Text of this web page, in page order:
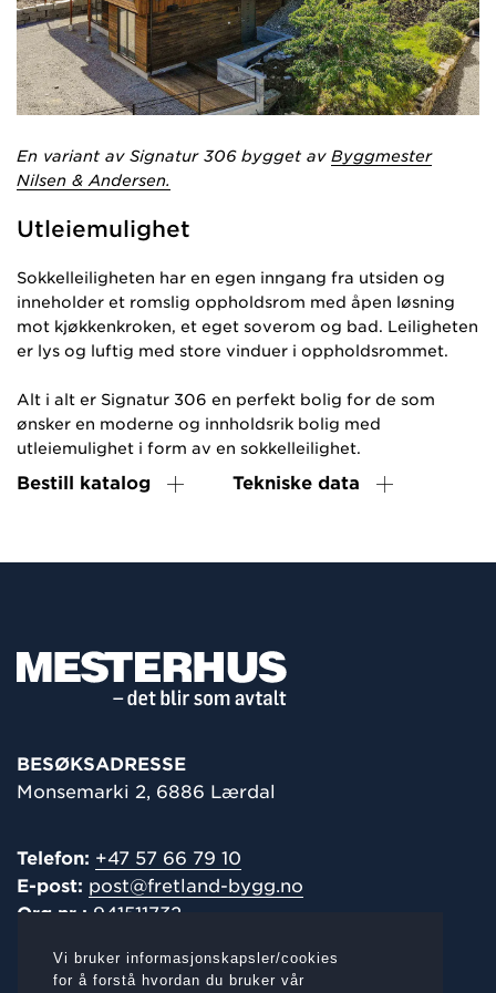
Vi bruker informasjonskapsler/cookies
for å forstå hvordan du bruker vår
En variant av Signatur 306 bygget av Byggmester
Nilsen & Andersen.
Utleiemulighet
Sokkelleiligheten har en egen inngang fra utsiden og
inneholder et romslig oppholdsrom med åpen løsning
mot kjøkkenkroken, et eget soverom og bad. Leiligheten
er lys og luftig med store vinduer i oppholdsrommet.
Alt i alt er Signatur 306 en perfekt bolig for de som
ønsker en moderne og innholdsrik bolig med
utleiemulighet i form av en sokkelleilighet.
Bestill katalog Tekniske data
BESØKSADRESSE
Monsemarki 2, 6886 Lærdal
Telefon: +47 57 66 79 10
E-post: post@fretland-bygg.no
Org.nr.: 941511732
POST-/FAKTURAADRESSE